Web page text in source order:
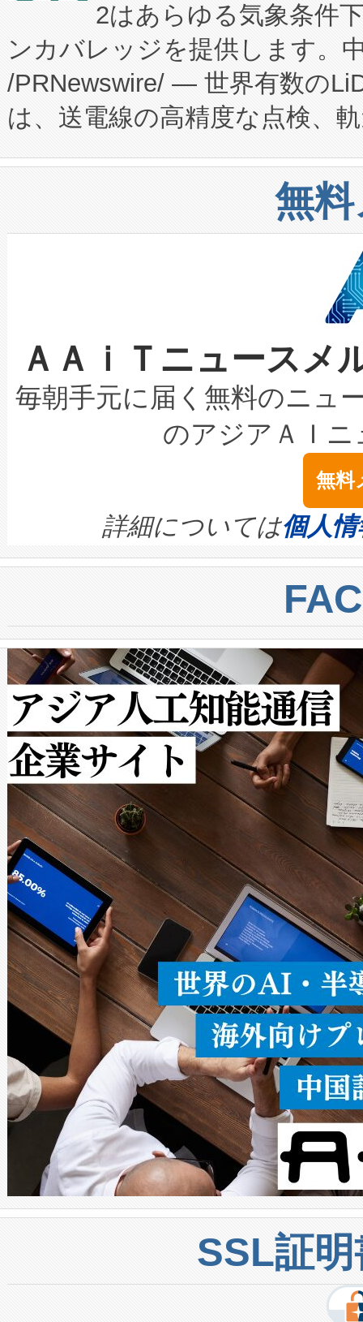
のアクセスを大幅に拡大する
Fully-Connected Continuous
プログラムには、施設設計・
に関する技術移転および知的
構造化トレーニングカリキュ
上げおよび商用化段階におけ
設備整備および立ち上げ調整
加組織は、Enzeneのバイオ
選定された製品について、自
取得できる可能性もあります
設には、3億～4億ドルかか
最高経営責任者（CEO）であ
す。「当社のfully-connected
ームを利用すれば、6,000万
きます。この効率性は、フェ
ードするVoltaiqは、日本にあ
ーエネルギー貯蔵システム（
た。 Voltaiq独自のAI搭載プラ
定、統合、導入、運用に至る
安全性を追跡し、確保する事
増加しているデータセンター
る電力網に大きな負担をかけ
事業者の負担軽減という課題
系統連系を迅速にし、ピーク
限を超えて利用可能な電力容
持できるよう貢献します。こ
ービスレベル契約（SLA）違
テリー性能の劣化によるダウ
念は、現在データセンターが
ます。 Voltaiq provides a
quality and reliability for AI
BESS stack to ensure battery
centers. Voltaiqは、ai&のAI
からシステム統合、試運転、
クルの各段階のデータを監視
[…]
2はあらゆる気象条件
ンカバレッジを提供します。
/PRNewswire/ — 世界有数の
は、送電線の高精度な点検、
や穀物倉庫におけるバルク材
リューション「Avia 2」を発
したAvia 2は、1,000メート
狭視野のFOVを切り替えるこ
ケーブル、枝などの細かな対
なレーザースポットにより、
な環境下でも豊かなディテー
キロメートル範囲を検出
LiDAR for Inspections,
は1535 nmレーザーを搭載。
イズの小径化を実現すること
す。ノーマルモードでは、
ートル先まで検出でき、これ
トに対して約600メートルに
では、反射率10％のターゲッ
で向上し、最大検知距離は
ットだけで最大1キロメート
ルの変電所周囲を監視でき、
作業と点群処理を簡素化でき
Avia 2は、2種類のFOVオプシ
× 80°のノーマルモード、長
ードを切り替えて使用するこ
ることなく、単一のデバイス
うにします。遠距離まで届く
密度なスキャ […]
無
ＡＡｉＴニュース
毎朝手元に届く無料のニュ
のアジアＡＩ
無料
詳細については個人
SSL証